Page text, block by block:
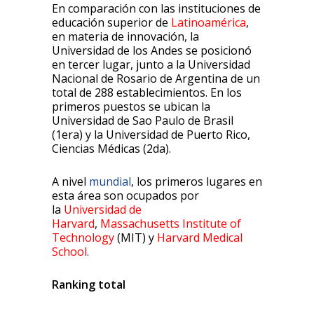
En comparación con las instituciones de
educación superior de Latinoamérica,
en materia de innovación, la
Universidad de los Andes se posicionó
en tercer lugar, junto a la Universidad
Nacional de Rosario de Argentina de un
total de 288 establecimientos. En los
primeros puestos se ubican la
Universidad de Sao Paulo de Brasil
(1era) y la Universidad de Puerto Rico,
Ciencias Médicas (2da).
A nivel mundial, los primeros lugares en
esta área son ocupados por
la Universidad de
Harvard, Massachusetts Institute of
Technology(MIT) y Harvard Medical
School.
Ranking total